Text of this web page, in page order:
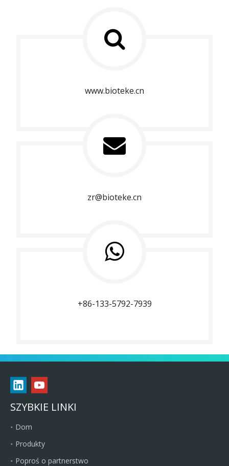
www.bioteke.cn
zr@bioteke.cn
+86-133-5792-7939
SZYBKIE LINKI
Dom
Produkty
Poproś o partnerstwo